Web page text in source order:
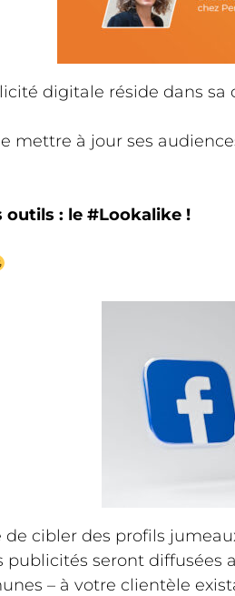
digitale réside dans
mettre à jour ses
outils : le #Lookalike !
cibler des profils
publicités seront diffusées
– à votre clientèle